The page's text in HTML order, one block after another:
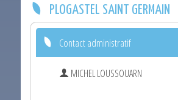
PLOGASTEL SAINT GERMAIN
Contact administratif
MICHEL LOUSSOUARN